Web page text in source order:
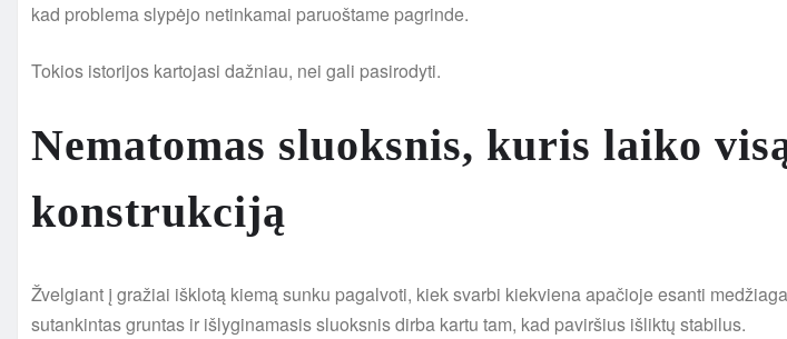
kad problema slypėjo netinkamai paruoštame pagrinde.
Tokios istorijos kartojasi dažniau, nei gali pasirodyti.
Nematomas sluoksnis, kuris laiko
konstrukciją
Žvelgiant į gražiai išklotą kiemą sunku pagalvoti, kiek svarbi kiekviena apačioje esanti
sutankintas gruntas ir išlyginamasis sluoksnis dirba kartu tam, kad paviršius išliktų stabilus.